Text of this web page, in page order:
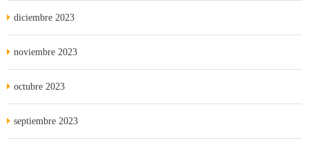
diciembre 2023
noviembre 2023
octubre 2023
septiembre 2023